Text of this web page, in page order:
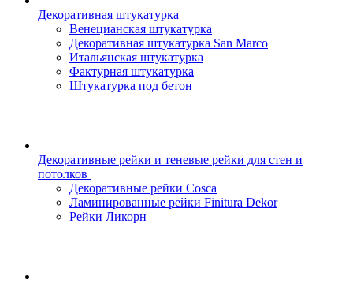
Декоративная штукатурка
Венецианская штукатурка
Декоративная штукатурка San Marco
Итальянская штукатурка
Фактурная штукатурка
Штукатурка под бетон
Декоративные рейки и теневые рейки для стен и
потолков
Декоративные рейки Cosca
Ламинированные рейки Finitura Dekor
Рейки Ликорн